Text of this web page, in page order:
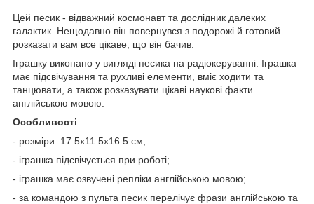
Цей песик - відважний космонавт та дослідник далеких
галактик. Нещодавно він повернувся з подорожі й готовий
розказати вам все цікаве, що він бачив.
Іграшку виконано у вигляді песика на радіокеруванні. Іграшка
має підсвічування та рухливі елементи, вміє ходити та
танцювати, а також розказувати цікаві наукові факти
англійською мовою.
Особливості:
- розміри: 17.5х11.5х16.5 см;
- іграшка підсвічується при роботі;
- іграшка має озвучені репліки англійською мовою;
- за командою з пульта песик перелічує фрази англійською та